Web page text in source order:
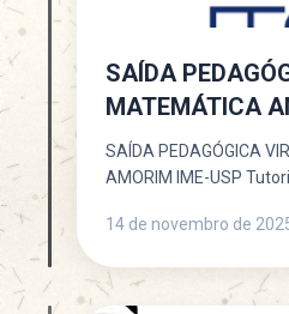
SAÍDA
MATEMÁTICA
SAÍDA PEDAGÓGICA
AMORIM IME-USP
14 de novembro de